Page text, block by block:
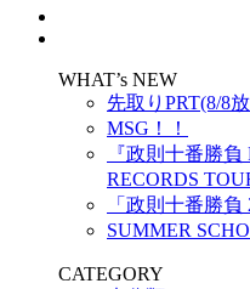
WHAT’s NEW
先取りPRT(8/8
MSG！！
『政則⼗番勝負
RECORDS
「政則十番勝
SUMMER
CATEGORY